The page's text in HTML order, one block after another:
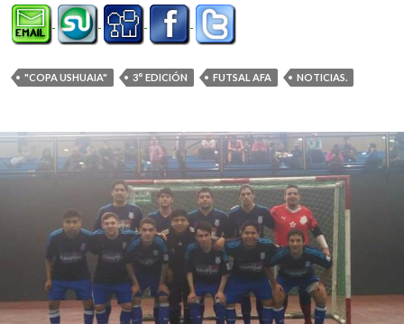
"COPA USHUAIA" 3° EDICIÓN FUTSAL AFA NOTICIAS.